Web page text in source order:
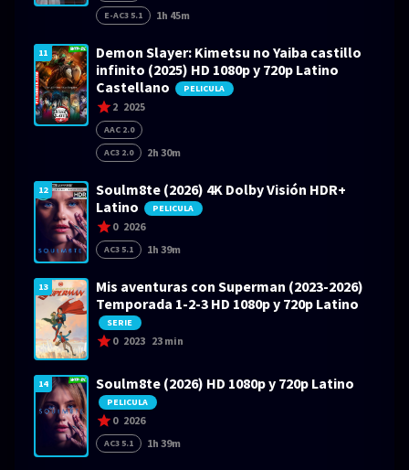
E-AC3 5.1
1h 45m
11
Demon Slayer: Kimetsu no Yaiba castillo
infinito (2025) HD 1080p y 720p Latino
Castellano
PELICULA
2 2025
AAC 2.0
AC3 2.0
2h 30m
12
Soulm8te (2026) 4K Dolby Visión HDR+
Latino
PELICULA
0 2026
AC3 5.1 1h 39m
13
Mis aventuras con Superman (2023-2026)
Temporada 1-2-3 HD 1080p y 720p Latino
SERIE
0 2023 23 min
14 Soulm8te (2026) HD 1080p y 720p Latino
PELICULA
0 2026
AC3 5.1 1h 39m